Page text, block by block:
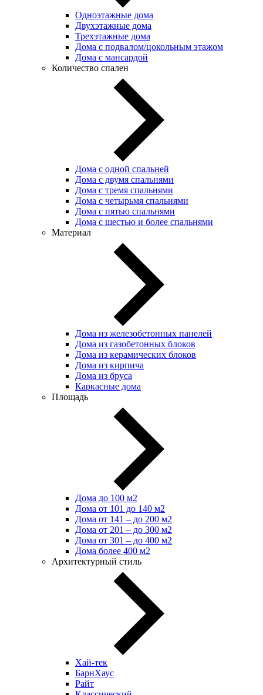
Одноэтажные дома
Двухэтажные дома
Трехэтажные дома
Дома с подвалом/цокольным этажом
Дома с мансардой
Количество спален
Дома с одной спальней
Дома с двумя спальнями
Дома с тремя спальнями
Дома с четырьмя спальнями
Дома с пятью спальнями
Дома с шестью и более спальнями
Материал
Дома из железобетонных панелей
Дома из газобетонных блоков
Дома из керамических блоков
Дома из кирпича
Дома из бруса
Каркасные дома
Площадь
Дома до 100 м2
Дома от 101 до 140 м2
Дома от 141 – до 200 м2
Дома от 201 – до 300 м2
Дома от 301 – до 400 м2
Дома более 400 м2
Архитектурный стиль
Хай-тек
БарнХаус
Райт